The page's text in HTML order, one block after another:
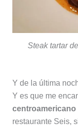
Steak tartar
Y de la última
Y es que me
centroamericano
restaurante Seis,